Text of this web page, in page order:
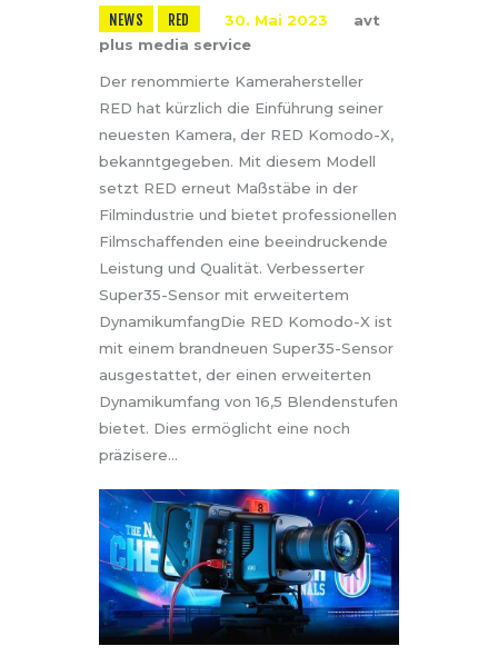
NEWS RED 30. Mai 2023
avt
plus media service
Der renommierte Kamerahersteller
RED hat kürzlich die Einführung seiner
neuesten Kamera, der RED Komodo-X,
bekanntgegeben. Mit diesem Modell
setzt RED erneut Maßstäbe in der
Filmindustrie und bietet professionellen
Filmschaffenden eine beeindruckende
Leistung und Qualität. Verbesserter
Super35-Sensor mit erweitertem
DynamikumfangDie RED Komodo-X ist
mit einem brandneuen Super35-Sensor
ausgestattet, der einen erweiterten
Dynamikumfang von 16,5 Blendenstufen
bietet. Dies ermöglicht eine noch
präzisere…